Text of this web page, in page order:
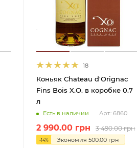
18
Коньяк Chateau d'Orignac
Fins Bois X.O. в коробке 0.7
л
Есть в наличии Арт.: 6860
2 990.00 грн 3 490.00грн
-14% Экономия500.00 грн